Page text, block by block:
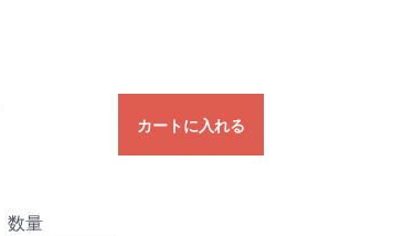
カートに入れる
数量